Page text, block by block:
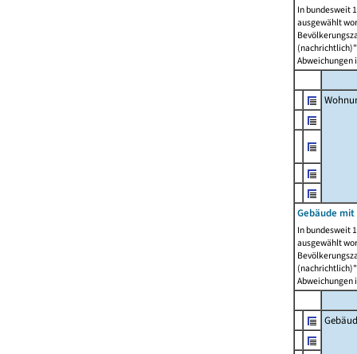
In bundesweit
ausgewählt
Abweichungen
Gebäude
In bundesweit
ausgewählt
Abweichungen